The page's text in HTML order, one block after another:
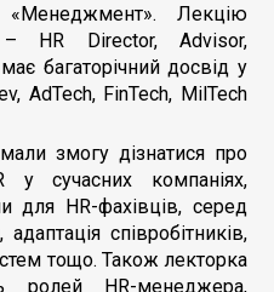
«Менеджмент». Лекцію
HR Director, Advisor,
багаторічний досвід у
AdTech, FinTech, MilTech
змогу дізнатися про
у сучасних компаніях,
для HR-фахівців, серед
співробітників,
тощо. Також лекторка
ролей HR-менеджера,